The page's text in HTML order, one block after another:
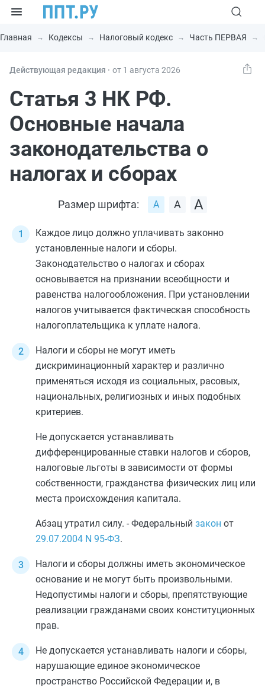
Главная Кодексы Налоговый кодекс Часть ПЕРВАЯ
Действующая редакция ⸱ от 1 августа 2026
Статья 3 НК РФ.
Основные начала
законодательства о
налогах и сборах
Размер шрифта:
Каждое лицо должно уплачивать законно
установленные налоги и сборы.
Законодательство о налогах и сборах
основывается на признании всеобщности и
равенства налогообложения. При установлении
налогов учитывается фактическая способность
налогоплательщика к уплате налога.
Налоги и сборы не могут иметь
дискриминационный характер и различно
применяться исходя из социальных, расовых,
национальных, религиозных и иных подобных
критериев.
Не допускается устанавливать
дифференцированные ставки налогов и сборов,
налоговые льготы в зависимости от формы
собственности, гражданства физических лиц или
места происхождения капитала.
Абзац утратил силу. - Федеральный закон от
29.07.2004 N 95-ФЗ.
Налоги и сборы должны иметь экономическое
основание и не могут быть произвольными.
Недопустимы налоги и сборы, препятствующие
реализации гражданами своих конституционных
прав.
Не допускается устанавливать налоги и сборы,
нарушающие единое экономическое
пространство Российской Федерации и, в